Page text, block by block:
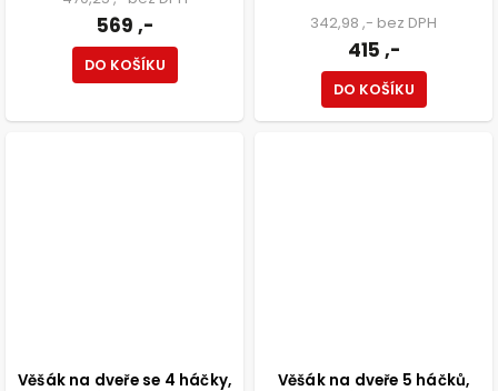
569 ,-
DO KOŠÍKU
342,98 ,- bez DPH
415 ,-
DO KOŠÍKU
Věšák na dveře se 4 háčky,
Věšák na dveře 5 háčků,